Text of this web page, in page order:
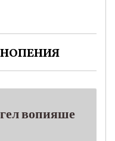
вопияше